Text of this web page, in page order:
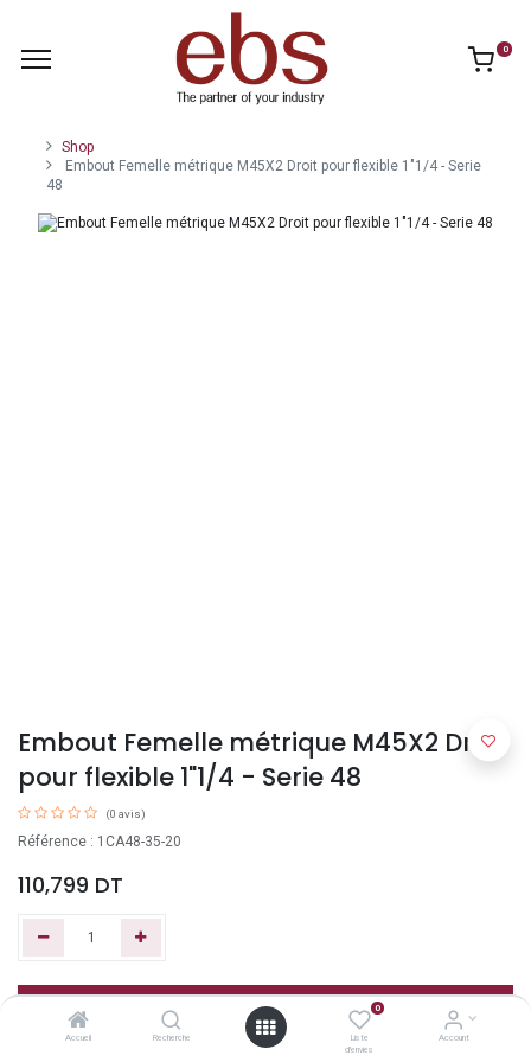
Accueil Recherche
0
Liste
d'envies
Account
0
Shop
Embout Femelle métrique M45X2 Droit pour flexible 1"1/4 - Serie
48
Embout Femelle métrique M45X2 Droit
pour flexible 1"1/4 - Serie 48
(0 avis)
Référence : 1CA48-35-20
110,799 DT
Ajouter au panier